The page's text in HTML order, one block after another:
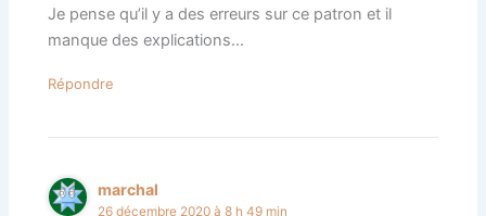
Je pense qu’il y a des erreurs sur ce patron et il
manque des explications…
Répondre
marchal
26 décembre 2020 à 8 h 49 min